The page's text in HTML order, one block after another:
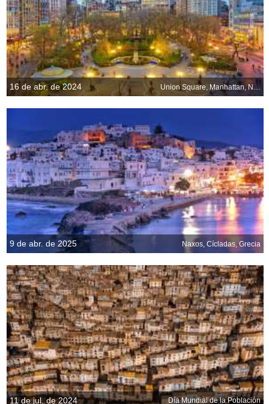
16 de abr. de 2024 Union Square, Manhattan, Nueva York, EE.UU.
9 de abr. de 2025 Naxos, Cícladas, Grecia
11 de jul. de 2024 Día Mundial de la Población